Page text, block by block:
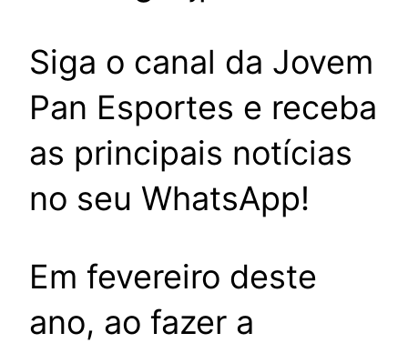
Siga o canal da Jovem
Pan Esportes e receba
as principais notícias
no seu WhatsApp!
Em fevereiro deste
ano, ao fazer a